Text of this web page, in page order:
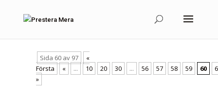
Sida 60 av 97
«
Första
« ... 10 20 30 ... 56 57 58 59 60
»